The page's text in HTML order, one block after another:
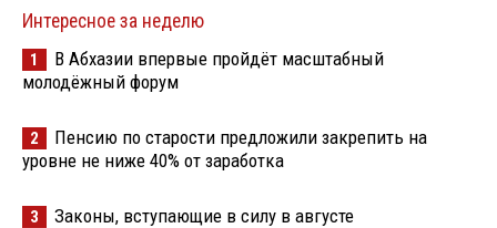
Интересное за неделю
1
В Абхазии впервые пройдёт масштабный
молодёжный форум
2
Пенсию по старости предложили закрепить на
уровне не ниже 40% от заработка
3 Законы, вступающие в силу в августе